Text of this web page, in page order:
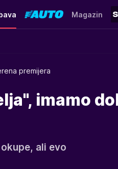
Magazin
premijera
imamo
ali evo